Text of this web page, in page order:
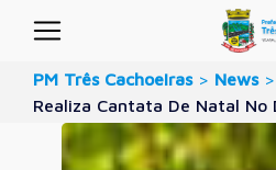
PM Três Cachoeiras > News >
Realiza Cantata De Natal No